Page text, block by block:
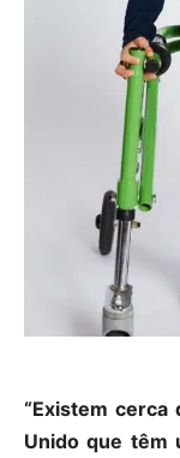
“Existem cerca
Unido que têm